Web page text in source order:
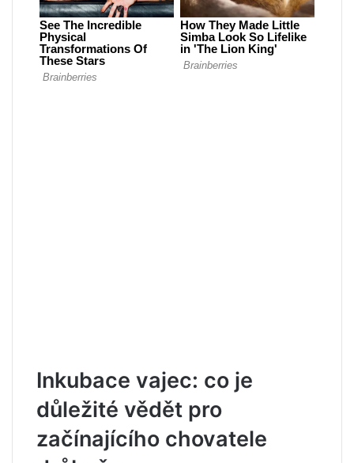
Inkubace vajec: co je
důležité vědět pro
začínajícího chovatele